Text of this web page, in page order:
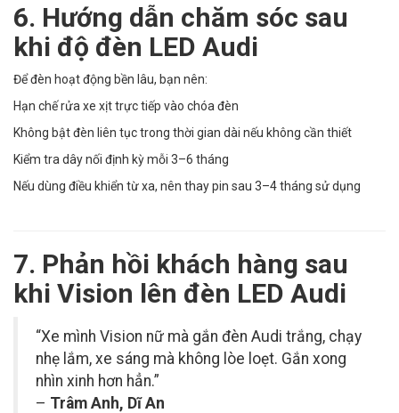
6. Hướng dẫn chăm sóc sau
khi độ đèn LED Audi
Để đèn hoạt động bền lâu, bạn nên:
Hạn chế rửa xe xịt trực tiếp vào chóa đèn
Không bật đèn liên tục trong thời gian dài nếu không cần thiết
Kiểm tra dây nối định kỳ mỗi 3–6 tháng
Nếu dùng điều khiển từ xa, nên thay pin sau 3–4 tháng sử dụng
7. Phản hồi khách hàng sau
khi Vision lên đèn LED Audi
“Xe mình Vision nữ mà gắn đèn Audi trắng, chạy
nhẹ lắm, xe sáng mà không lòe loẹt. Gắn xong
nhìn xinh hơn hẳn.”
– Trâm Anh, Dĩ An